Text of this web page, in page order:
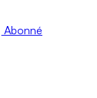
Abonné